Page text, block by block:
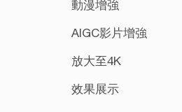
動漫增強
AIGC影片增強
放大至4K
效果展示